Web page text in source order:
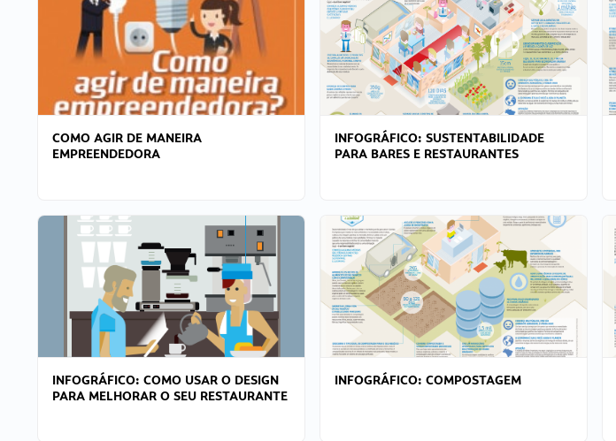
COMO AGIR DE MANEIRA
EMPREENDEDORA
INFOGRÁFICO: SUSTENTABILIDADE
PARA BARES E RESTAURANTES
INFOGRÁFICO: COMO USAR O DESIGN
PARA MELHORAR O SEU RESTAURANTE
INFOGRÁFICO: COMPOSTAGEM